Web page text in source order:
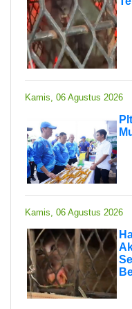
Kamis, 06 Agustus 2026
Kamis, 06 Agustus 2026